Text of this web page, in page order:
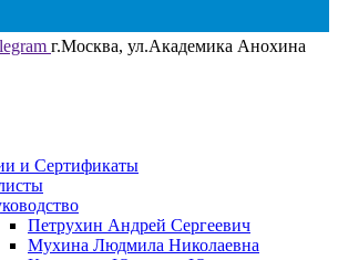
г.Москва, ул.Академика Анохина
и Сертификаты
Петрухин Андрей Сергеевич
Мухина Людмила Николаевна